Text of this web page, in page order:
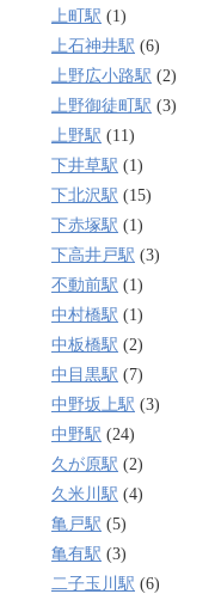
上町駅 (1)
上石神井駅 (6)
上野広小路駅 (2)
上野御徒町駅 (3)
上野駅 (11)
下井草駅 (1)
下北沢駅 (15)
下赤塚駅 (1)
下高井戸駅 (3)
不動前駅 (1)
中村橋駅 (1)
中板橋駅 (2)
中目黒駅 (7)
中野坂上駅 (3)
中野駅 (24)
久が原駅 (2)
久米川駅 (4)
亀戸駅 (5)
亀有駅 (3)
二子玉川駅 (6)